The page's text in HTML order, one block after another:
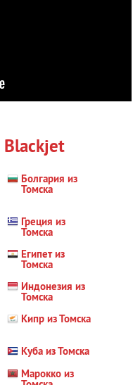
Blackjet
Болгария из
Томска
Греция из
Томска
Египет из
Томска
Индонезия из
Томска
Кипр из Томска
Куба из Томска
Марокко из